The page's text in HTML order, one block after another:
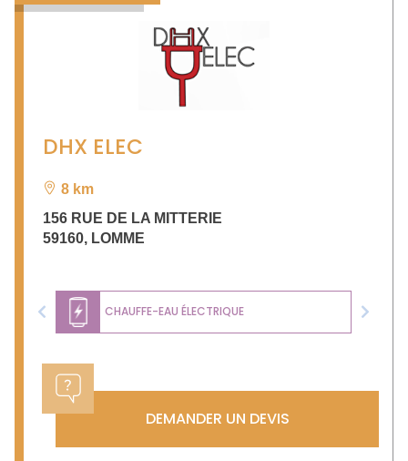
DHX ELEC
8 km
156 RUE DE LA MITTERIE
59160, LOMME
CHAUFFE-EAU ÉLECTRIQUE
Previous Next
DEMANDER UN DEVIS